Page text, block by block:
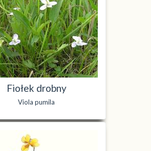
Fiołek drobny
Viola pumila